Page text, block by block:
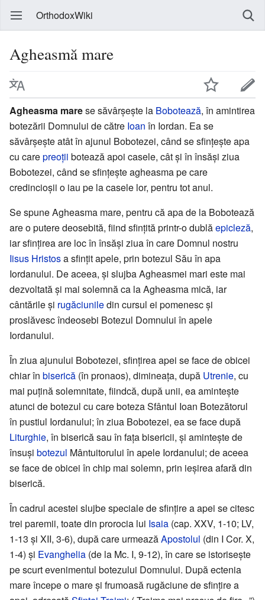
OrthodoxWiki
Agheasmă mare
Agheasma marese săvârșește la Bobotează, în amintirea
botezării Domnului de către Ioan în Iordan. Ea se
săvârșește atât în ajunul Bobotezei, când se sfințește apa
cu carepreoții botează apoi casele, cât și în însăși ziua
Bobotezei, când se sfințește agheasma pe care
credincioșii o iau pe la casele lor, pentru tot anul.
Se spune Agheasma mare, pentru că apa de la Bobotează
are o putere deosebită, fiind sfințită printr-o dublăepicleză,
iar sfințirea are loc în însăși ziua în care Domnul nostru
Iisus Hristosa sfințit apele, prin botezul Său în apa
Iordanului. De aceea, și slujba Agheasmei mari este mai
dezvoltată și mai solemnă ca la Agheasma mică, iar
cântările și rugăciuniledin cursul ei pomenesc și
proslăvesc îndeosebi Botezul Domnului în apele
Iordanului.
În ziua ajunului Bobotezei, sfințirea apei se face de obicei
chiar în biserică (în pronaos), dimineața, după Utrenie, cu
mai puțină solemnitate, fiindcă, după unii, ea amintește
atunci de botezul cu care boteza Sfântul Ioan Botezătorul
în pustiul Iordanului; în ziua Bobotezei, ea se face după
Liturghie, în biserică sau în fața bisericii, și amintește de
însuși botezul Mântuitorului în apele Iordanului; de aceea
se face de obicei în chip mai solemn, prin ieșirea afară din
biserică.
În cadrul acestei slujbe speciale de sfințire a apei se citesc
trei paremii, toate din prorocia lui Isaia (cap. XXV, 1-10; LV,
1-13 și XII, 3-6), după care urmeazăApostolul (din I Cor. X,
1-4) și Evanghelia (de la Mc. I, 9-12), în care se istorisește
pe scurt evenimentul botezului Domnului. După ectenia
mare începe o mare și frumoasă rugăciune de sfințire a